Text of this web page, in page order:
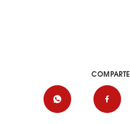
COMPARTE